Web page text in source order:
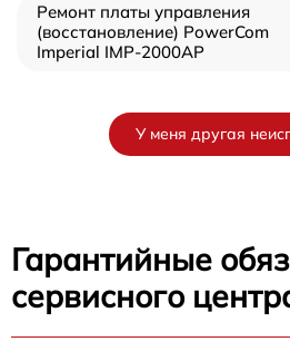
Ремонт платы управления
(восстановление) PowerCom
Imperial IMP-2000AP
У меня другая
Гарантийные
сервисного